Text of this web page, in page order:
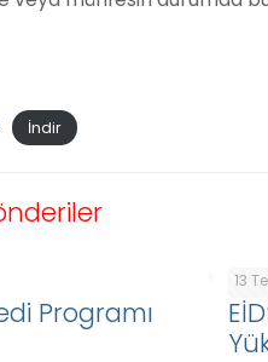
İndir
Programı
13